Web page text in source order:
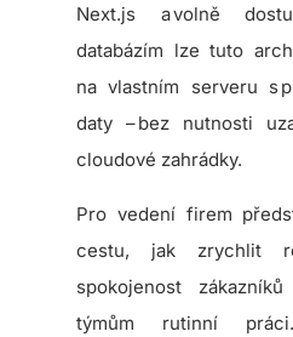
Next.js a volně
databázím lze tuto
na vlastním serveru s
daty – bez nutnosti
cloudové zahrádky.
Pro vedení firem
cestu, jak zrychlit
spokojenost
týmům rutinní